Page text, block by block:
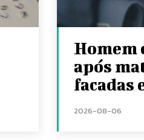
Homem
após
facadas
2026-08-06